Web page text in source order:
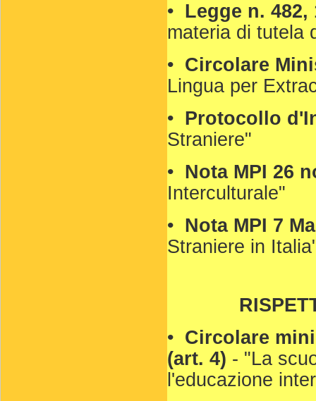
• Legge n.
materia di tutela
• Circolare
Lingua per
• Protocollo
Straniere"
• Nota MPI 26
Interculturale"
• Nota MPI 7
Straniere in
• Circolare
(art. 4) - "La
l'educazione